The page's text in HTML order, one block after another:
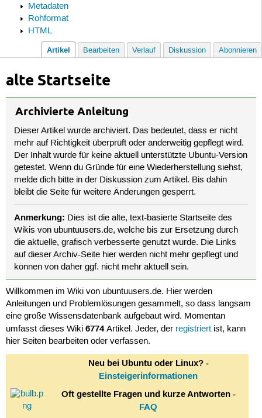
Metadaten
Rohformat
HTML
Artikel Bearbeiten Verlauf Diskussion Abonnieren
alte Startseite
Archivierte Anleitung
Dieser Artikel wurde archiviert. Das bedeutet, dass er nicht
mehr auf Richtigkeit überprüft oder anderweitig gepflegt wird.
Der Inhalt wurde für keine aktuell unterstützte Ubuntu-Version
getestet. Wenn du Gründe für eine Wiederherstellung siehst,
melde dich bitte in der Diskussion zum Artikel. Bis dahin
bleibt die Seite für weitere Änderungen gesperrt.
Anmerkung: Dies ist die alte, text-basierte Startseite des
Wikis von ubuntuusers.de, welche bis zur Ersetzung durch
die aktuelle, grafisch verbesserte genutzt wurde. Die Links
auf dieser Archiv-Seite hier werden nicht mehr gepflegt und
können von daher ggf. nicht mehr aktuell sein.
Willkommen im Wiki von ubuntuusers.de. Hier werden
Anleitungen und Problemlösungen gesammelt, so dass langsam
eine große Wissensdatenbank aufgebaut wird. Momentan
umfasst dieses Wiki 6774Artikel. Jeder, der registriertist, kann
hier Seiten bearbeiten oder verfassen.
Neu bei Ubuntu oder Linux? -
Einsteigerinformationen
Oft gestellte Fragen und kurze Antworten -
FAQ